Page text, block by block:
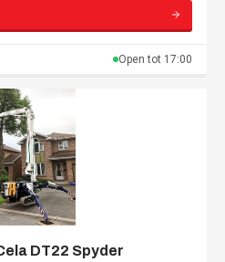
Open tot 17:00
DT22 Spyder